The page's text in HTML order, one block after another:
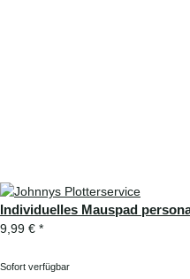
Individuelles Mauspad
9,99 € *
Sofort verfügbar